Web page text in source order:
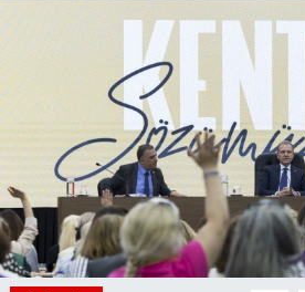
YEREL HABER
Haberde insan
Tanıtım